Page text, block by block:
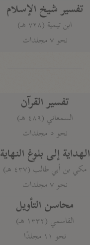
تفسير شيخ الإسلام
ابن تيمية (٧٢٨ هـ)
نحو ٧ مجلدات
تفسير القرآن
السمعاني (٤٨٩ هـ)
نحو ٥ مجلدات
الهداية إلى بلوغ النهاية
مكي بن أبي طالب (٤٣٧ هـ)
نحو ٧ مجلدات
محاسن التأويل
القاسمي (١٣٣٢ هـ)
نحو ١١ مجلدًا